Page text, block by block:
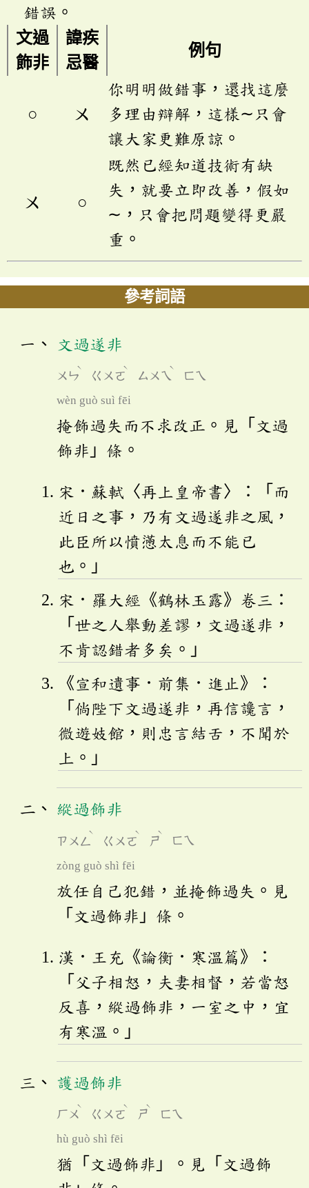
錯誤。
文過
飾非
諱疾
忌醫
例句
○ ㄨ
你明明做錯事，還找這麼
多理由辯解，這樣∼只會
讓大家更難原諒。
ㄨ ○
既然已經知道技術有缺
失，就要立即改善，假如
∼，只會把問題變得更嚴
重。
參考詞語
文過遂非
ㄨㄣ
ˋ
ㄍㄨㄛ
ˋ
ㄙㄨㄟ
ˋ
ㄈㄟ
wèn guò suì fēi
掩飾過失而不求改正。見「文過
飾非」條。
宋．蘇軾〈再上皇帝書〉：「而
近日之事，乃有文過遂非之風，
此臣所以憤懣太息而不能已
也。」
宋．羅大經《鶴林玉露》卷三：
「世之人舉動差謬，文過遂非，
不肯認錯者多矣。」
《宣和遺事．前集．進止》：
「倘陛下文過遂非，再信讒言，
微遊妓館，則忠言結舌，不聞於
上。」
縱過飾非
ㄗㄨㄥ
ˋ
ㄍㄨㄛ
ˋ
ㄕ
ˋ
ㄈㄟ
zòng guò shì fēi
放任自己犯錯，並掩飾過失。見
「文過飾非」條。
漢．王充《論衡．寒溫篇》：
「父子相怒，夫妻相督，若當怒
反喜，縱過飾非，一室之中，宜
有寒溫。」
護過飾非
ㄏㄨ
ˋ
ㄍㄨㄛ
ˋ
ㄕ
ˋ
ㄈㄟ
hù guò shì fēi
猶「文過飾非」。見「文過飾